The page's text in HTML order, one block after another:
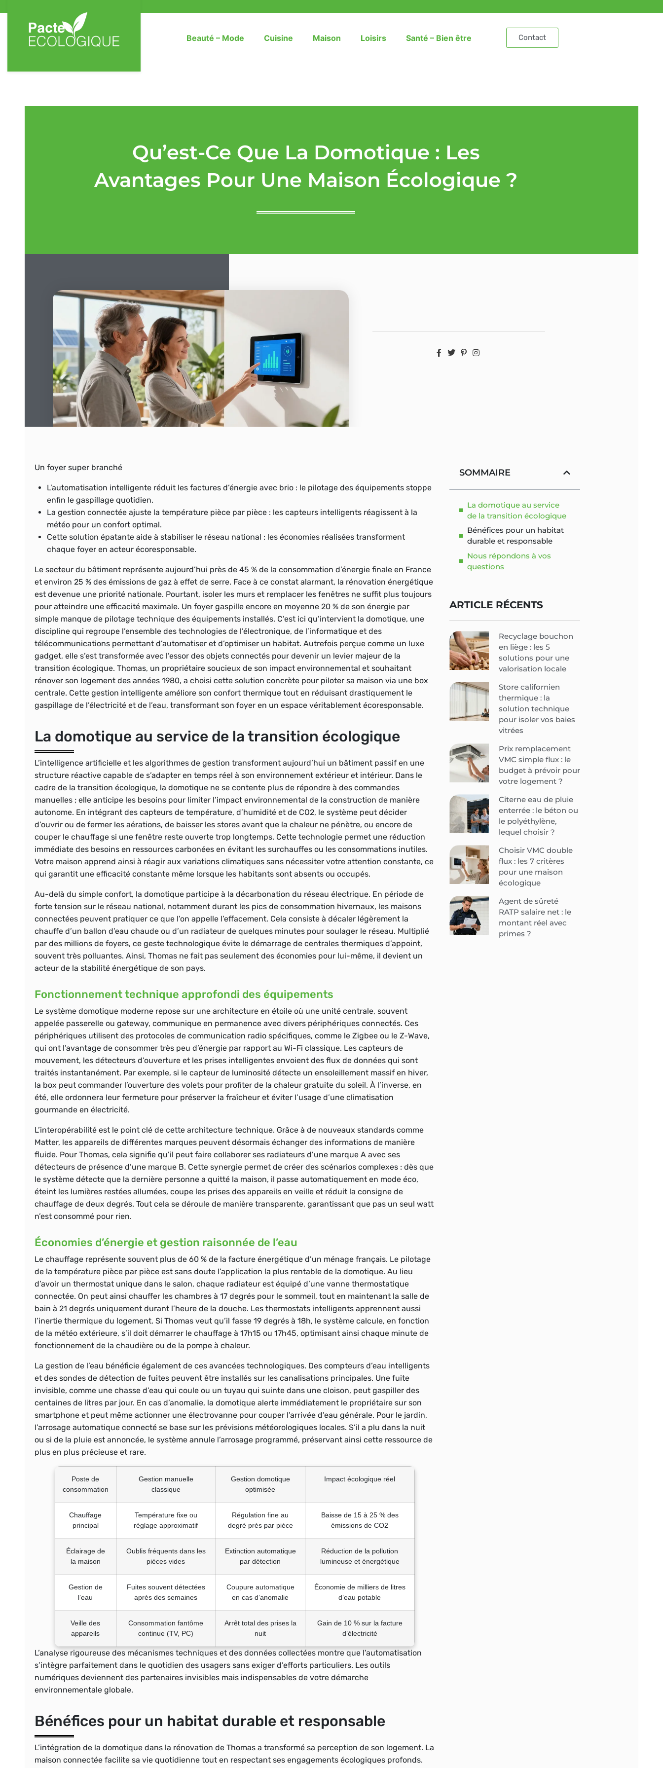
Beauté – Mode Cuisine Maison Loisirs Santé – Bien être Contact
Qu’est-Ce Que La Domotique : Les
Avantages Pour Une Maison Écologique ?
Un foyer super branché
L’automatisation intelligente réduit les factures d’énergie avec brio : le pilotage des équipements stoppe
enfin le gaspillage quotidien.
La gestion connectée ajuste la température pièce par pièce : les capteurs intelligents réagissent à la
météo pour un confort optimal.
Cette solution épatante aide à stabiliser le réseau national : les économies réalisées transforment
chaque foyer en acteur écoresponsable.
Le secteur du bâtiment représente aujourd’hui près de 45 % de la consommation d’énergie finale en France
et environ 25 % des émissions de gaz à effet de serre. Face à ce constat alarmant, la rénovation énergétique
est devenue une priorité nationale. Pourtant, isoler les murs et remplacer les fenêtres ne suffit plus toujours
pour atteindre une efficacité maximale. Un foyer gaspille encore en moyenne 20 % de son énergie par
simple manque de pilotage technique des équipements installés. C’est ici qu’intervient la domotique, une
discipline qui regroupe l’ensemble des technologies de l’électronique, de l’informatique et des
télécommunications permettant d’automatiser et d’optimiser un habitat. Autrefois perçue comme un luxe
gadget, elle s’est transformée avec l’essor des objets connectés pour devenir un levier majeur de la
transition écologique. Thomas, un propriétaire soucieux de son impact environnemental et souhaitant
rénover son logement des années 1980, a choisi cette solution concrète pour piloter sa maison via une box
centrale. Cette gestion intelligente améliore son confort thermique tout en réduisant drastiquement le
gaspillage de l’électricité et de l’eau, transformant son foyer en un espace véritablement écoresponsable.
La domotique au service de la transition écologique
L’intelligence artificielle et les algorithmes de gestion transforment aujourd’hui un bâtiment passif en une
structure réactive capable de s’adapter en temps réel à son environnement extérieur et intérieur. Dans le
cadre de la transition écologique, la domotique ne se contente plus de répondre à des commandes
manuelles ; elle anticipe les besoins pour limiter l’impact environnemental de la construction de manière
autonome. En intégrant des capteurs de température, d’humidité et de CO2, le système peut décider
d’ouvrir ou de fermer les aérations, de baisser les stores avant que la chaleur ne pénètre, ou encore de
couper le chauffage si une fenêtre reste ouverte trop longtemps. Cette technologie permet une réduction
immédiate des besoins en ressources carbonées en évitant les surchauffes ou les consommations inutiles.
Votre maison apprend ainsi à réagir aux variations climatiques sans nécessiter votre attention constante, ce
qui garantit une efficacité constante même lorsque les habitants sont absents ou occupés.
Au-delà du simple confort, la domotique participe à la décarbonation du réseau électrique. En période de
forte tension sur le réseau national, notamment durant les pics de consommation hivernaux, les maisons
connectées peuvent pratiquer ce que l’on appelle l’effacement. Cela consiste à décaler légèrement la
chauffe d’un ballon d’eau chaude ou d’un radiateur de quelques minutes pour soulager le réseau. Multiplié
par des millions de foyers, ce geste technologique évite le démarrage de centrales thermiques d’appoint,
souvent très polluantes. Ainsi, Thomas ne fait pas seulement des économies pour lui-même, il devient un
acteur de la stabilité énergétique de son pays.
Fonctionnement technique approfondi des équipements
Le système domotique moderne repose sur une architecture en étoile où une unité centrale, souvent
appelée passerelle ou gateway, communique en permanence avec divers périphériques connectés. Ces
périphériques utilisent des protocoles de communication radio spécifiques, comme le Zigbee ou le Z-Wave,
qui ont l’avantage de consommer très peu d’énergie par rapport au Wi-Fi classique. Les capteurs de
mouvement, les détecteurs d’ouverture et les prises intelligentes envoient des flux de données qui sont
traités instantanément. Par exemple, si le capteur de luminosité détecte un ensoleillement massif en hiver,
la box peut commander l’ouverture des volets pour profiter de la chaleur gratuite du soleil. À l’inverse, en
été, elle ordonnera leur fermeture pour préserver la fraîcheur et éviter l’usage d’une climatisation
gourmande en électricité.
L’interopérabilité est le point clé de cette architecture technique. Grâce à de nouveaux standards comme
Matter, les appareils de différentes marques peuvent désormais échanger des informations de manière
fluide. Pour Thomas, cela signifie qu’il peut faire collaborer ses radiateurs d’une marque A avec ses
détecteurs de présence d’une marque B. Cette synergie permet de créer des scénarios complexes : dès que
le système détecte que la dernière personne a quitté la maison, il passe automatiquement en mode éco,
éteint les lumières restées allumées, coupe les prises des appareils en veille et réduit la consigne de
chauffage de deux degrés. Tout cela se déroule de manière transparente, garantissant que pas un seul watt
n’est consommé pour rien.
Économies d’énergie et gestion raisonnée de l’eau
Le chauffage représente souvent plus de 60 % de la facture énergétique d’un ménage français. Le pilotage
de la température pièce par pièce est sans doute l’application la plus rentable de la domotique. Au lieu
d’avoir un thermostat unique dans le salon, chaque radiateur est équipé d’une vanne thermostatique
connectée. On peut ainsi chauffer les chambres à 17 degrés pour le sommeil, tout en maintenant la salle de
bain à 21 degrés uniquement durant l’heure de la douche. Les thermostats intelligents apprennent aussi
l’inertie thermique du logement. Si Thomas veut qu’il fasse 19 degrés à 18h, le système calcule, en fonction
de la météo extérieure, s’il doit démarrer le chauffage à 17h15 ou 17h45, optimisant ainsi chaque minute de
fonctionnement de la chaudière ou de la pompe à chaleur.
La gestion de l’eau bénéficie également de ces avancées technologiques. Des compteurs d’eau intelligents
et des sondes de détection de fuites peuvent être installés sur les canalisations principales. Une fuite
invisible, comme une chasse d’eau qui coule ou un tuyau qui suinte dans une cloison, peut gaspiller des
centaines de litres par jour. En cas d’anomalie, la domotique alerte immédiatement le propriétaire sur son
smartphone et peut même actionner une électrovanne pour couper l’arrivée d’eau générale. Pour le jardin,
l’arrosage automatique connecté se base sur les prévisions météorologiques locales. S’il a plu dans la nuit
ou si de la pluie est annoncée, le système annule l’arrosage programmé, préservant ainsi cette ressource de
plus en plus précieuse et rare.
Poste de
consommation
Gestion manuelle
classique
Gestion domotique
optimisée
Impact écologique réel
Chauffage
principal
Température fixe ou
réglage approximatif
Régulation fine au
degré près par pièce
Baisse de 15 à 25 % des
émissions de CO2
Éclairage de
la maison
Oublis fréquents dans les
pièces vides
Extinction automatique
par détection
Réduction de la pollution
lumineuse et énergétique
Gestion de
l’eau
Fuites souvent détectées
après des semaines
Coupure automatique
en cas d’anomalie
Économie de milliers de litres
d’eau potable
Veille des
appareils
Consommation fantôme
continue (TV, PC)
Arrêt total des prises la
nuit
Gain de 10 % sur la facture
d’électricité
L’analyse rigoureuse des mécanismes techniques et des données collectées montre que l’automatisation
s’intègre parfaitement dans le quotidien des usagers sans exiger d’efforts particuliers. Les outils
numériques deviennent des partenaires invisibles mais indispensables de votre démarche
environnementale globale.
Bénéfices pour un habitat durable et responsable
L’intégration de la domotique dans la rénovation de Thomas a transformé sa perception de son logement. La
maison connectée facilite sa vie quotidienne tout en respectant ses engagements écologiques profonds.
SOMMAIRE
La domotique au service
de la transition écologique
Bénéfices pour un habitat
durable et responsable
Nous répondons à vos
questions
ARTICLE RÉCENTS
Recyclage bouchon
en liège : les 5
solutions pour une
valorisation locale
Store californien
thermique : la
solution technique
pour isoler vos baies
vitrées
Prix remplacement
VMC simple flux : le
budget à prévoir pour
votre logement ?
Citerne eau de pluie
enterrée : le béton ou
le polyéthylène,
lequel choisir ?
Choisir VMC double
flux : les 7 critères
pour une maison
écologique
Agent de sûreté
RATP salaire net : le
montant réel avec
primes ?